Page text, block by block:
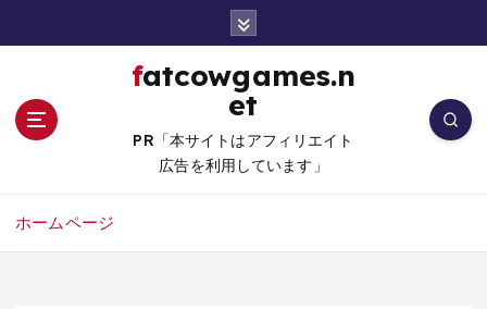
fatcowgames.n
et
PR「本サイトはアフィリエイト
広告を利用しています」
ホームページ